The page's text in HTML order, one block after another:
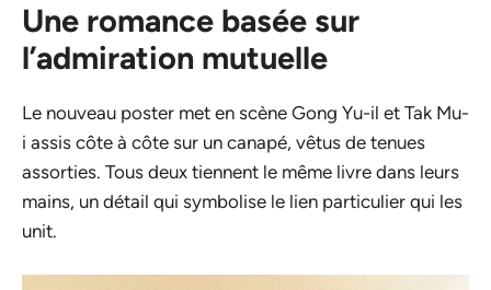
Une romance basée sur
l’admiration mutuelle
Le nouveau poster met en scène Gong Yu-il et Tak Mu-
i assis côte à côte sur un canapé, vêtus de tenues
assorties. Tous deux tiennent le même livre dans leurs
mains, un détail qui symbolise le lien particulier qui les
unit.